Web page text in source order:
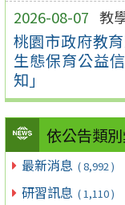
2026-08-07 教
桃園市政府教
生態保育公益
知」
依公告類
最新消息 ( 8,992 )
研習訊息 ( 1,110 )